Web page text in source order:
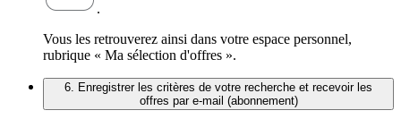
.
Vous les retrouverez ainsi dans votre espace personnel,
rubrique « Ma sélection d'offres ».
6. Enregistrer les critères de votre recherche et recevoir les
offres par e-mail (abonnement)